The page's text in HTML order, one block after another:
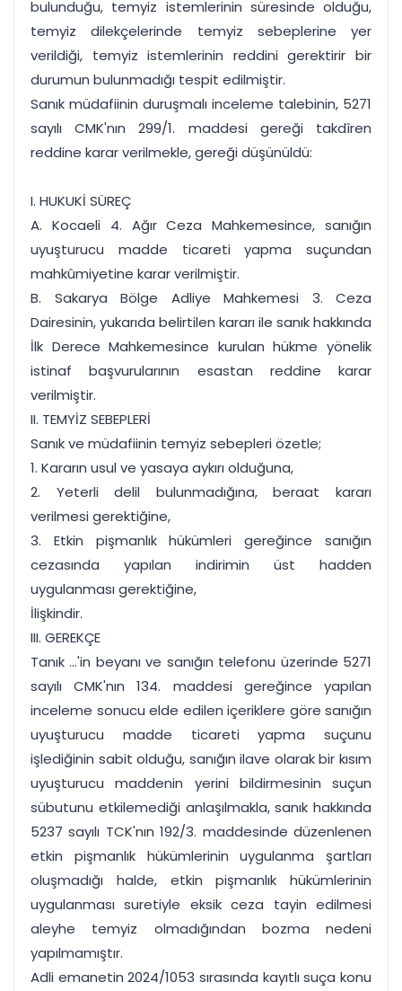
bulunduğu, temyiz istemlerinin süresinde olduğu,
temyiz dilekçelerinde temyiz sebeplerine yer
verildiği, temyiz istemlerinin reddini gerektirir bir
durumun bulunmadığı tespit edilmiştir.
Sanık müdafiinin duruşmalı inceleme talebinin, 5271
sayılı CMK'nın 299/1. maddesi gereği takdîren
reddine karar verilmekle, gereği düşünüldü:
I. HUKUKİ SÜREÇ
A. Kocaeli 4. Ağır Ceza Mahkemesince, sanığın
uyuşturucu madde ticareti yapma suçundan
mahkûmiyetine karar verilmiştir.
B. Sakarya Bölge Adliye Mahkemesi 3. Ceza
Dairesinin, yukarıda belirtilen kararı ile sanık hakkında
İlk Derece Mahkemesince kurulan hükme yönelik
istinaf başvurularının esastan reddine karar
verilmiştir.
II. TEMYİZ SEBEPLERİ
Sanık ve müdafiinin temyiz sebepleri özetle;
1. Kararın usul ve yasaya aykırı olduğuna,
2. Yeterli delil bulunmadığına, beraat kararı
verilmesi gerektiğine,
3. Etkin pişmanlık hükümleri gereğince sanığın
cezasında yapılan indirimin üst hadden
uygulanması gerektiğine,
İlişkindir.
III. GEREKÇE
Tanık ...'in beyanı ve sanığın telefonu üzerinde 5271
sayılı CMK'nın 134. maddesi gereğince yapılan
inceleme sonucu elde edilen içeriklere göre sanığın
uyuşturucu madde ticareti yapma suçunu
işlediğinin sabit olduğu, sanığın ilave olarak bir kısım
uyuşturucu maddenin yerini bildirmesinin suçun
sübutunu etkilemediği anlaşılmakla, sanık hakkında
5237 sayılı TCK'nın 192/3. maddesinde düzenlenen
etkin pişmanlık hükümlerinin uygulanma şartları
oluşmadığı halde, etkin pişmanlık hükümlerinin
uygulanması suretiyle eksik ceza tayin edilmesi
aleyhe temyiz olmadığından bozma nedeni
yapılmamıştır.
Adli emanetin 2024/1053 sırasında kayıtlı suça konu